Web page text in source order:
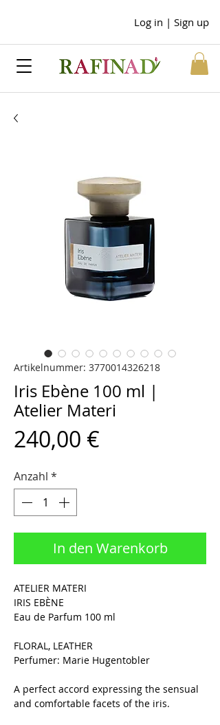
Log in | Sign up
Artikelnummer: 3770014326218
Iris Ebène 100 ml |
Atelier Materi
240,00 €
Anzahl *
In den Warenkorb
ATELIER MATERI
IRIS EBÈNE
Eau de Parfum 100 ml
FLORAL, LEATHER
Perfumer: Marie Hugentobler
A perfect accord expressing the sensual
and comfortable facets of the iris.